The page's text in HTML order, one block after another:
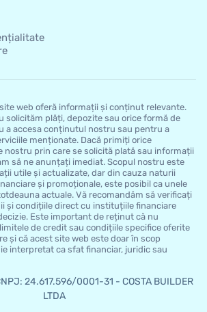
web oferă informații și conținut relevante.
solicităm plăți, depozite sau orice formă de
a accesa conținutul nostru sau pentru a
menționate. Dacă primiți orice
nostru prin care se solicită plată sau informații
să ne anunțați imediat. Scopul nostru este
utile și actualizate, dar din cauza naturii
și promoționale, este posibil ca unele
actuale. Vă recomandăm să verificați
și condițiile direct cu instituțiile financiare
Este important de reținut că nu
de credit sau condițiile specifice oferite
și că acest site web este doar în scop
interpretat ca sfat financiar, juridic sau
24.617.596/0001-31 - COSTA BUILDER
LTDA